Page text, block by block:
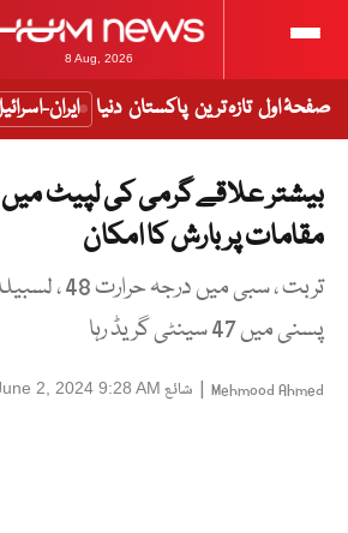
8 Aug, 2026
صفحۂ اول تازہ ترین پاکستان دنیا ایران-
بیشتر علاقے گرمی کی لپیٹ
مقامات پر بارش کا امکان
تربت ، سبی میں
پسنی میں 47 سینٹی گریڈ رہا
Mehmood Ahmed
| شائع 2, 2024 9:28 AM